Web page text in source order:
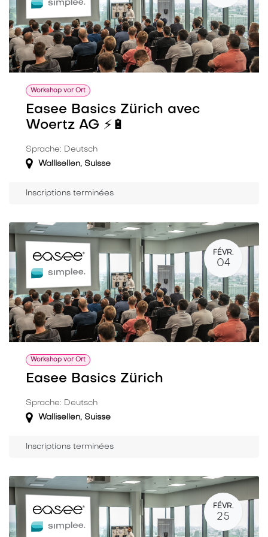
Workshop vor Ort
Easee Basics Zürich avec
Woertz AG ⚡️🔋
Sprache: Deutsch
Wallisellen, Suisse
Inscriptions terminées
FÉVR.
04
Workshop vor Ort
Easee Basics Zürich
Sprache: Deutsch
Wallisellen, Suisse
Inscriptions terminées
FÉVR.
25